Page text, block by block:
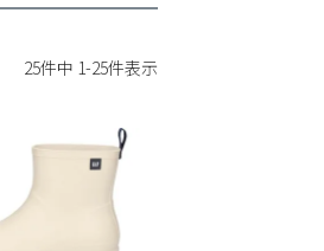
25件中 1-25件表示